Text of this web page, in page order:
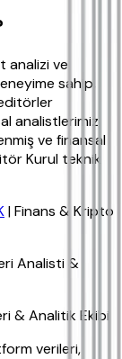
analizi ve
sahip,
analistlerimiz
ve finansal
Kurul teknik
| Finans & Kripto
Analisti &
& Analitik Ekibi
verileri,